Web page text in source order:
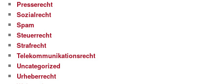
Presserecht
Sozialrecht
Spam
Steuerrecht
Strafrecht
Telekommunikationsrecht
Uncategorized
Urheberrecht